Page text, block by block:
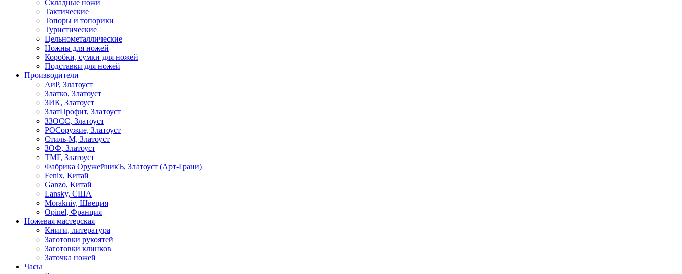
Складные ножи
Тактические
Топоры и топорики
Туристические
Цельнометаллические
Ножны для ножей
Коробки, сумки для ножей
Подставки для ножей
Производители
АиР, Златоуст
Златко, Златоуст
ЗИК, Златоуст
ЗлатПрофит, Златоуст
ЗЗОСС, Златоуст
РОСоружие, Златоуст
Стиль-М, Златоуст
ЗОФ, Златоуст
ТМГ, Златоуст
Фабрика ОружейникЪ, Златоуст (Арт-Грани)
Fenix, Китай
Ganzo, Китай
Lansky, США
Morakniv, Швеция
Opinel, Франция
Ножевая мастерская
Книги, литература
Заготовки рукоятей
Заготовки клинков
Заточка ножей
Часы